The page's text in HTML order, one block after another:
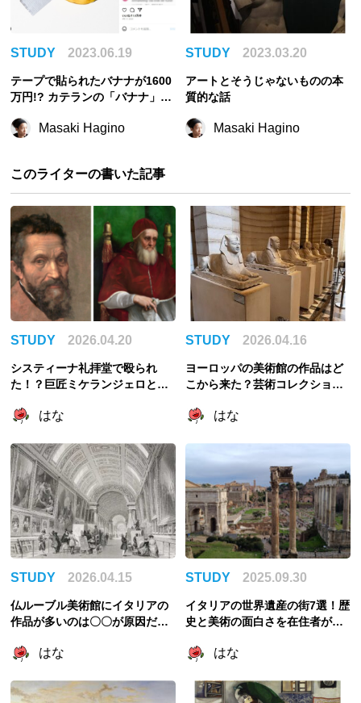
STUDY 2023.06.19
テープで貼られたバナナが1600
万円!? カテランの「バナナ」は
Masaki Hagino
STUDY 2023.03.20
アートとそうじゃないものの本
質的な話
Masaki Hagino
このライターの書いた記事
STUDY 2026.04.20
システィーナ礼拝堂で殴られ
た！？巨匠ミケランジェロと教
ピソード3選
はな
STUDY 2026.04.16
ヨーロッパの美術館の作品はど
こから来た？芸術コレクション
はな
STUDY 2026.04.15
仏ルーブル美術館にイタリアの
作品が多いのは〇〇が原因だっ
く
はな
STUDY 2025.09.30
イタリアの世界遺産の街7選！歴
史と美術の面白さを在住者が解
はな